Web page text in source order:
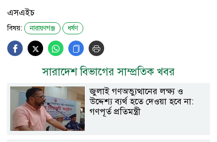
এসএইচ
বিষয়: নারায়ণগঞ্জ ধর্ষণ
সারাদেশ বিভাগের সাম্প্রতিক খবর
জুলাই গণঅভ্যুত্থানের লক্ষ্য ও
উদ্দেশ্য ব্যর্থ হতে দেওয়া হবে না:
গণপূর্ত প্রতিমন্ত্রী